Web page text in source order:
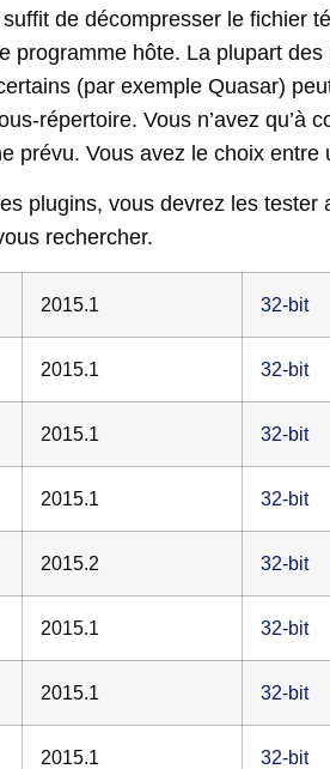
de décompresser le fichier
programme hôte. La plupart des
(par exemple Quasar)
répertoire. Vous n’avez qu’à
prévu. Vous avez le choix
plugins, vous devrez les tester
rechercher.
2015.1 32-bit
2015.1 32-bit
2015.1 32-bit
2015.1 32-bit
2015.2 32-bit
2015.1 32-bit
2015.1 32-bit
2015.1 32-bit